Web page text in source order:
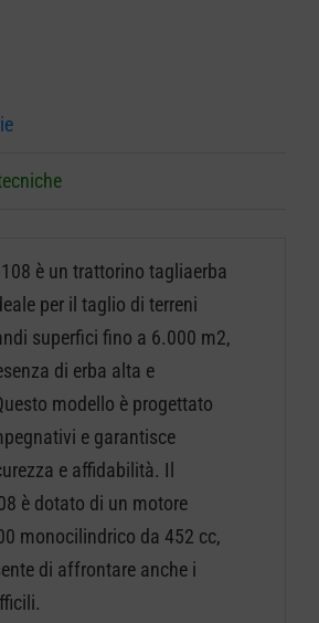
è un trattorino tagliaerba
per il taglio di terreni
superfici fino a 6.000 m2,
di erba alta e
modello è progettato
e garantisce
e affidabilità. Il
è dotato di un motore
monocilindrico da 452 cc,
di affrontare anche i